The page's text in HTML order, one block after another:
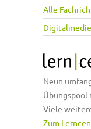
Alle
Neun
Übungspool
Viele
Zum